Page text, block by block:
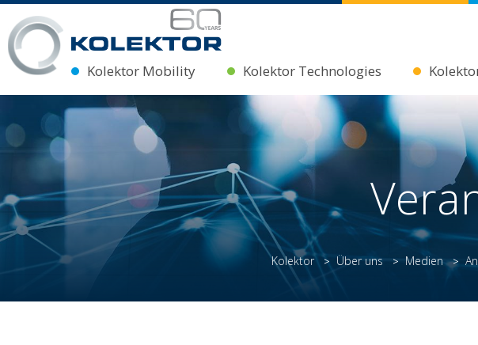
Kolektor Mobility Kolektor Technologies
Kolektor > Über uns > Medien >